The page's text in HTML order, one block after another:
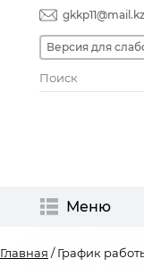
gkkp11@mail.kz
Версия для
Меню
Главная / График